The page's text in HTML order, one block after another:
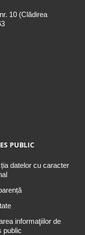
10 (Clădirea
PUBLIC
datelor cu caracter
informaţiilor de
public